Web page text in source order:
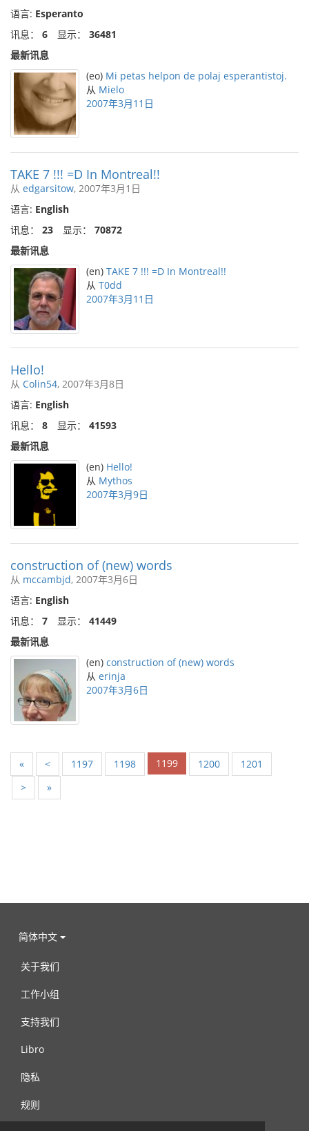
语言: Esperanto
讯息： 6 显示： 36481
最新讯息
(eo) Mi petas helpon de polaj esperantistoj.
从 Mielo
2007年3月11日
TAKE 7 !!! =D In Montreal!!
从 edgarsitow, 2007年3月1日
语言: English
讯息： 23 显示： 70872
最新讯息
(en) TAKE 7 !!! =D In Montreal!!
从 T0dd
2007年3月11日
Hello!
从 Colin54, 2007年3月8日
语言: English
讯息： 8 显示： 41593
最新讯息
(en) Hello!
从 Mythos
2007年3月9日
construction of (new) words
从 mccambjd, 2007年3月6日
语言: English
讯息： 7 显示： 41449
最新讯息
(en) construction of (new) words
从 erinja
2007年3月6日
« < 1197 1198 1199 1200
1201
>
»
简体中文
关于我们
工作小组
支持我们
Libro
隐私
规则